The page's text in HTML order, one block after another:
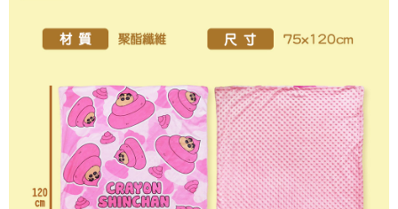
恩沛科技股份有限公司將有權停止該用戶之使用額度並採取法律行動。